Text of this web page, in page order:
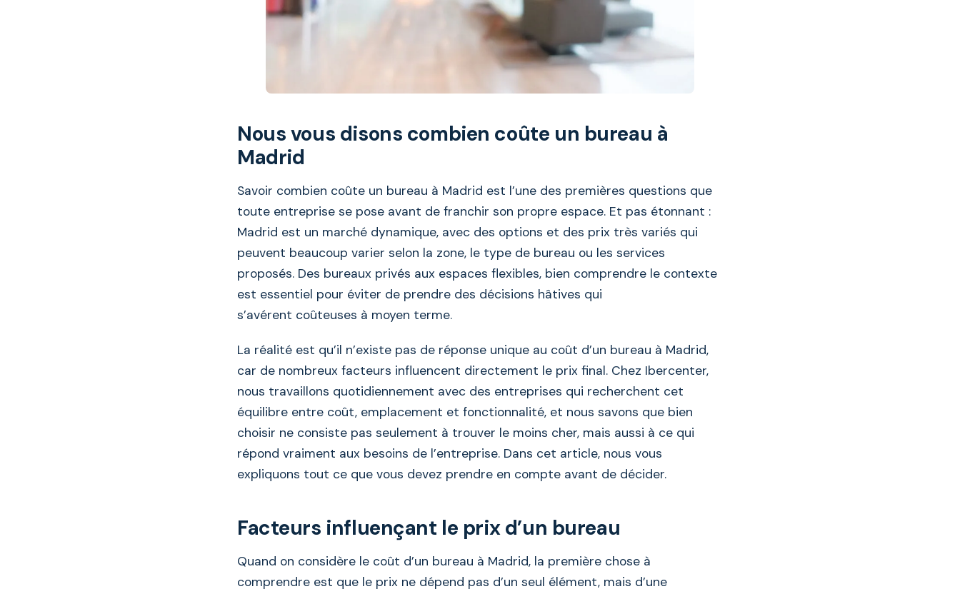
Nous vous disons combien coûte un bureau à
Madrid
Savoir combien coûte un bureau à Madrid est l’une des premières questions que
toute entreprise se pose avant de franchir son propre espace. Et pas étonnant :
Madrid est un marché dynamique, avec des options et des prix très variés qui
peuvent beaucoup varier selon la zone, le type de bureau ou les services
proposés. Des bureaux privés aux espaces flexibles, bien comprendre le contexte
est essentiel pour éviter de prendre des décisions hâtives qui
s’avérent coûteuses à moyen terme.
La réalité est qu’il n’existe pas de réponse unique au coût d’un bureau à Madrid,
car de nombreux facteurs influencent directement le prix final. Chez Ibercenter,
nous travaillons quotidiennement avec des entreprises qui recherchent cet
équilibre entre coût, emplacement et fonctionnalité, et nous savons que bien
choisir ne consiste pas seulement à trouver le moins cher, mais aussi à ce qui
répond vraiment aux besoins de l’entreprise. Dans cet article, nous vous
expliquons tout ce que vous devez prendre en compte avant de décider.
Facteurs influençant le prix d’un bureau
Quand on considère le coût d’un bureau à Madrid, la première chose à
comprendre est que le prix ne dépend pas d’un seul élément, mais d’une